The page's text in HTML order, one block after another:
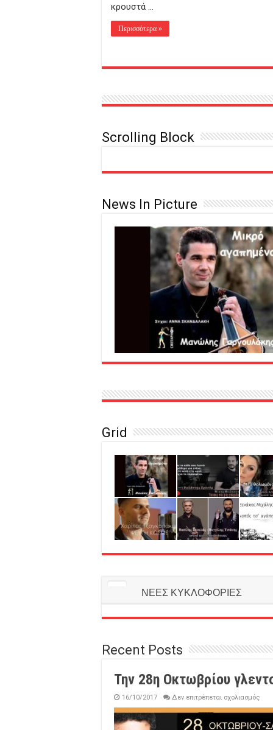
κρουστά …
Περισσότερα »
Scrolling Block
News In Picture
Grid
ΝΕΕΣ ΚΥΚΛΟΦΟΡΙΕΣ
Recent Posts
Την 28η Οκτωβρίου
16/10/2017 Δεν επιτρέπεται σχολιασμόςστο
28η